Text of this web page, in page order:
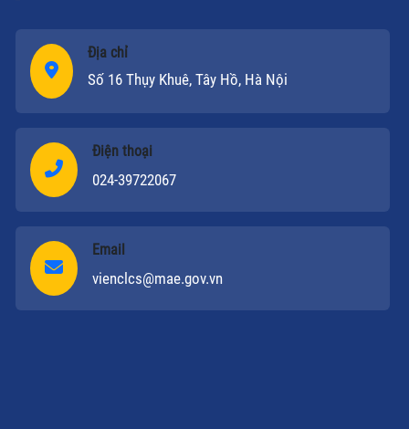
Địa chỉ
Số 16 Thụy Khuê, Tây Hồ, Hà Nội
Điện thoại
024-39722067
Email
vienclcs@mae.gov.vn